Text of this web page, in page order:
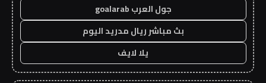
جول العرب goalarab
بث مباشر ريال مدريد اليوم
يلا لايف